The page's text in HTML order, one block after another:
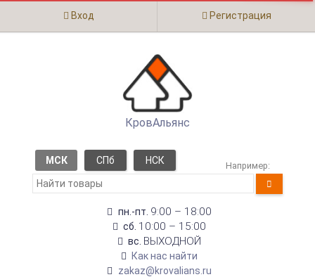
Вход Регистрация
КровАльянс
МСК СПб НСК Например:
пн.-пт. 9:00 – 18:00
сб. 10:00 – 15:00
вс. ВЫХОДНОЙ
Как нас найти
zakaz@krovalians.ru